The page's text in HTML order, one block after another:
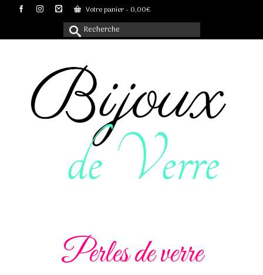
Votre panier- 0,00€
Rechercher :
Perles de verre